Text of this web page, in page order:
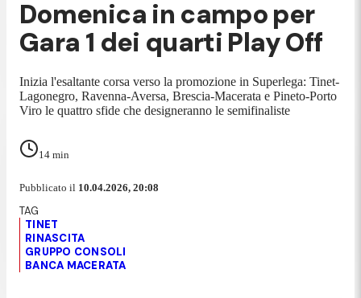
Domenica in campo per
Gara 1 dei quarti Play Off
Inizia l'esaltante corsa verso la promozione in Superlega: Tinet-
Lagonegro, Ravenna-Aversa, Brescia-Macerata e Pineto-Porto
Viro le quattro sfide che designeranno le semifinaliste
14 min
Pubblicato il 10.04.2026, 20:08
TINET
RINASCITA
GRUPPO CONSOLI
BANCA MACERATA